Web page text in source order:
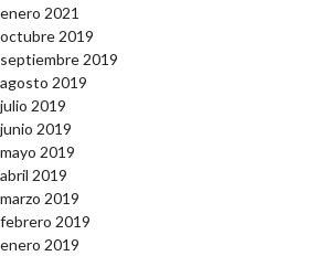
enero 2021
octubre 2019
septiembre 2019
agosto 2019
julio 2019
junio 2019
mayo 2019
abril 2019
marzo 2019
febrero 2019
enero 2019